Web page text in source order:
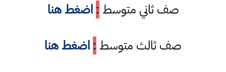
صف ثاني متوسط : اضغط هنا
صف ثالث متوسط : اضغط هنا